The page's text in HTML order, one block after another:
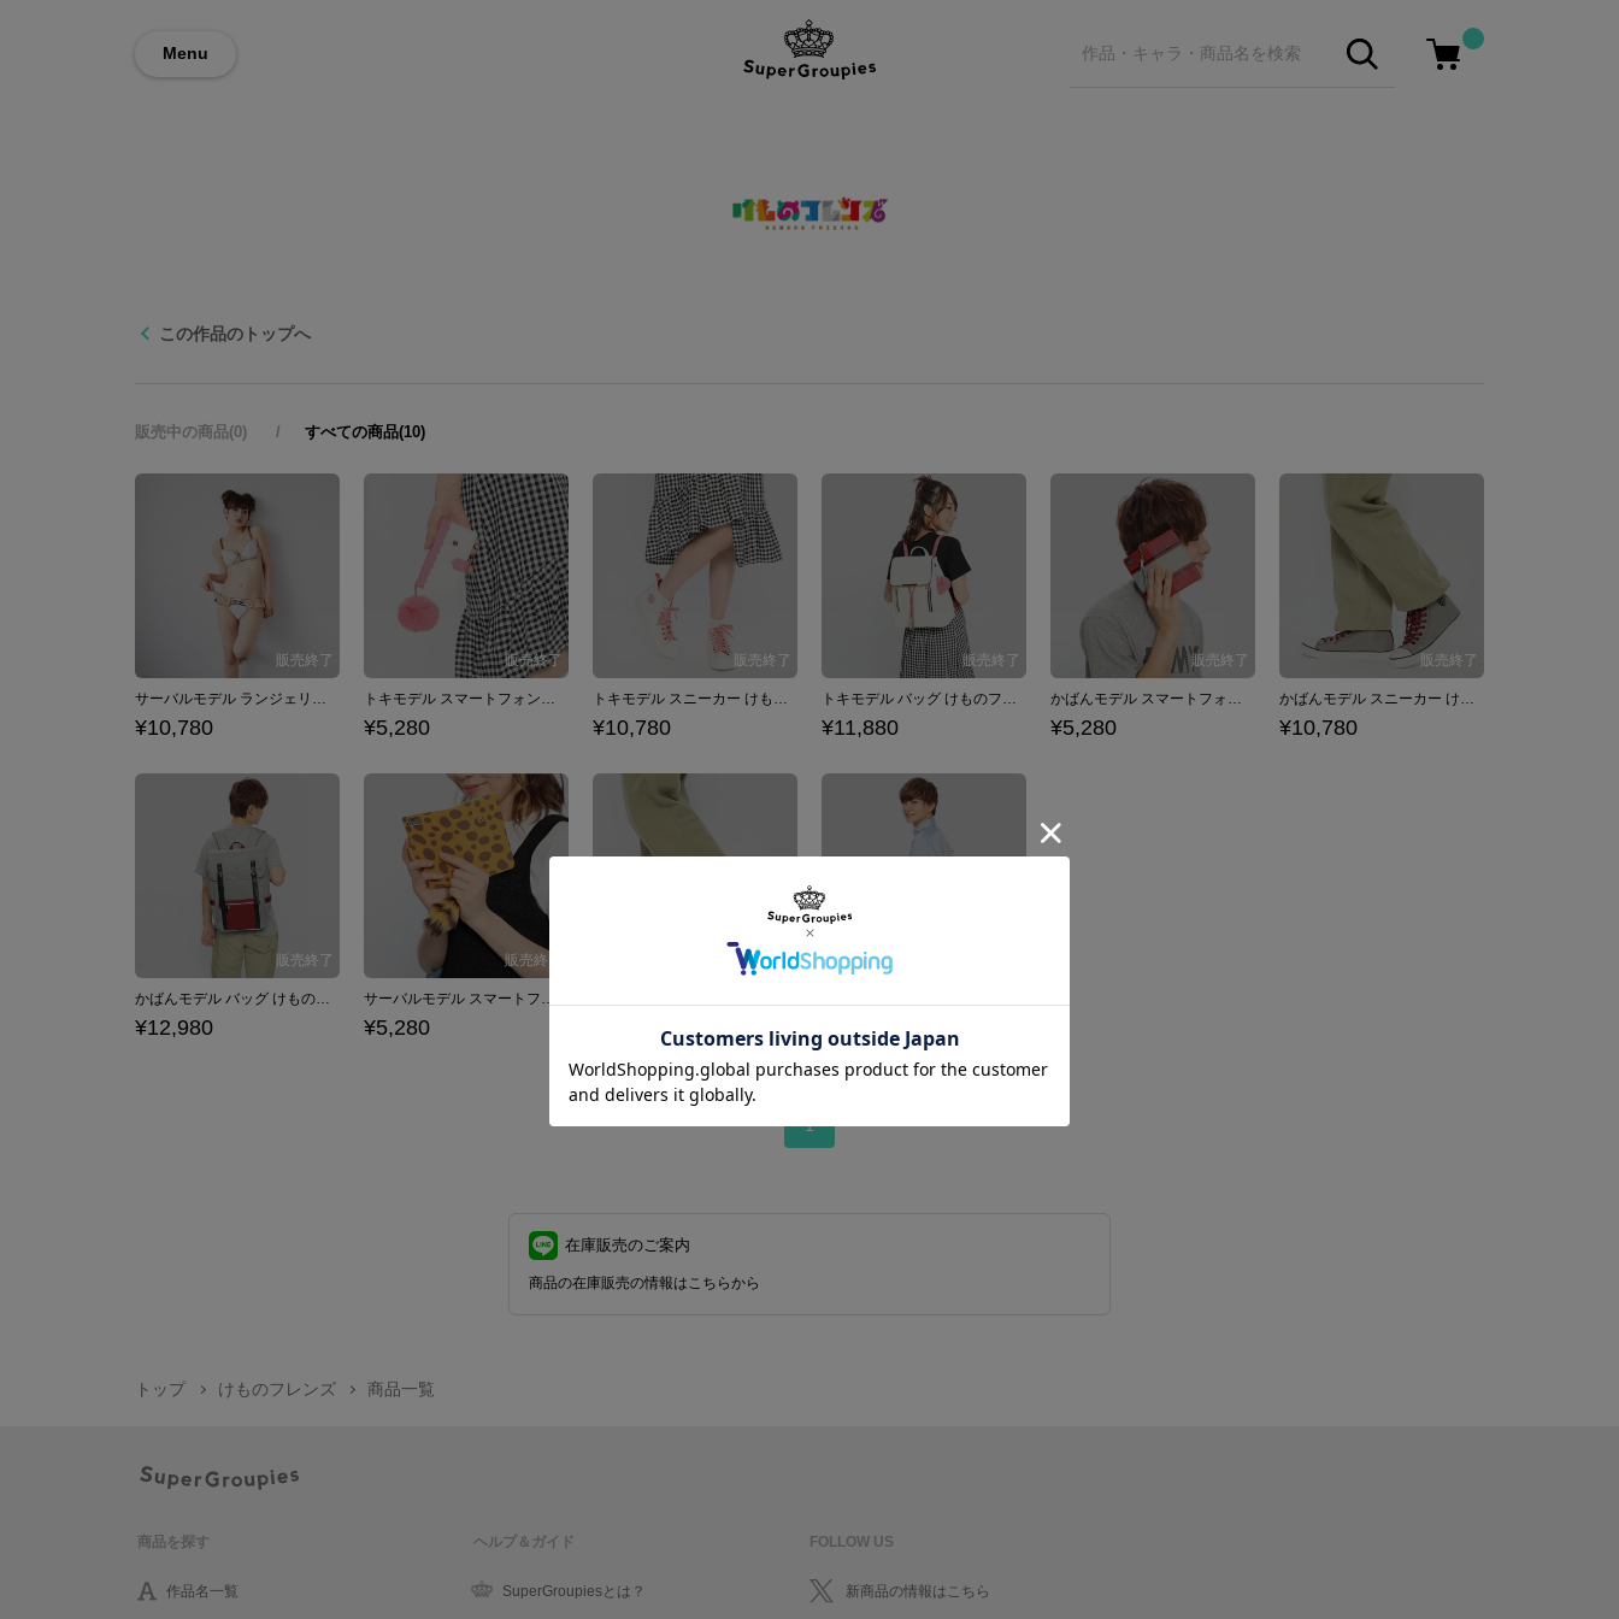
Menu
この作品のトップへ
販売中の商品(0) すべての商品(10)
サーバルモデル ランジェリーセット けものフレンズ
¥10,780
トキモデル スマートフォンケース iPhone6/6s/7/8対応 けものフレンズ
¥5,280
トキモデル スニーカー けものフレンズ
¥10,780
トキモデル バッグ けものフレンズ
¥11,880
かばんモデル スマートフォンケース iPhone6/6s/7/8対応 けものフレンズ
¥5,280
かばんモデル スニーカー けものフレンズ
¥10,780
かばんモデル バッグ けものフレンズ
¥12,980
サーバルモデル スマートフォンケース iPhone6/6s/7/8対応 けものフレンズ
¥5,280 ¥10,780 ¥11,880
1
在庫販売のご案内
商品の在庫販売の情報はこちらから
トップ けものフレンズ 商品一覧
商品を探す
作品名一覧
ヘルプ＆ガイド
SuperGroupiesとは？
FOLLOW US
新商品の情報はこちら